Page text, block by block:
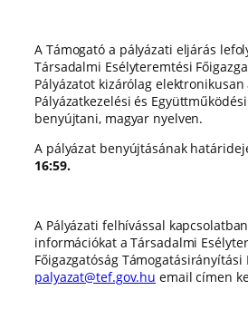
A Támogató a pályázati eljárás
Társadalmi Esélyteremtési
Pályázatot kizárólag elektronikusan
Pályázatkezelési és
benyújtani, magyar nyelven.
A pályázat benyújtásának
16:59.
A Pályázati felhívással
információkat a Társadalmi
Főigazgatóság Támogatásirányítási
palyazat@tef.gov.hu email címen